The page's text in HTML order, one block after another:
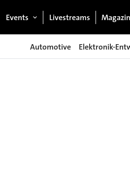
Events Livestreams
Automotive Elektronik-